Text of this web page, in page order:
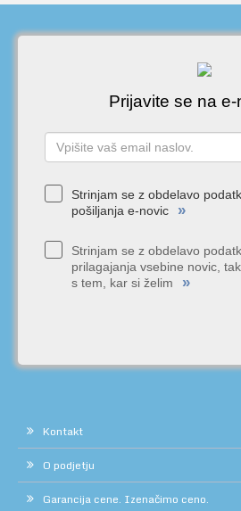
Prijavite se na
Strinjam se z obdelavo
pošiljanja e-novic
»
Strinjam se z obdelavo
prilagajanja vsebine novic,
s tem, kar si želim
»
Kontakt
O podjetju
Garancija cene. Izenačimo ceno.